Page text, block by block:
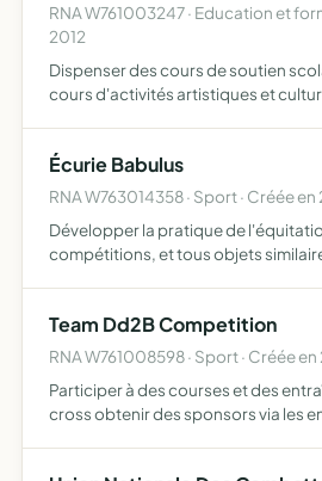
RNA W761003247 · Education et
2012
Dispenser des cours de soutien
cours d'activités artistiques et
Écurie Babulus
RNA W763014358 · Sport · Créée en
Développer la pratique de
compétitions, et tous objets
Team Dd2B Competition
RNA W761008598 · Sport · Créée
Participer à des courses et des
cross obtenir des sponsors via les